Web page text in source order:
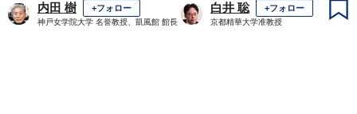
内田 樹 +フォロー
神戸女学院大学 名誉教授、凱風館 館長
白井 聡 +フォロー
京都精華大学准教授